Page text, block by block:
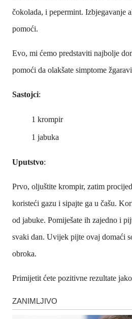
čokolada, i pepermint. Izbjegavanje
pomoći.
Evo, mi ćemo predstaviti najbolje
pomoći da olakšate simptome
Sastojci:
1 krompir
1 jabuka
Uputstvo:
Prvo, oljuštite krompir, zatim
koristeći gazu i sipajte ga u čašu.
od jabuke. Pomiješate ih zajedno i
svaki dan. Uvijek pijte ovaj domaći
obroka.
Primijetit ćete pozitivne rezultate